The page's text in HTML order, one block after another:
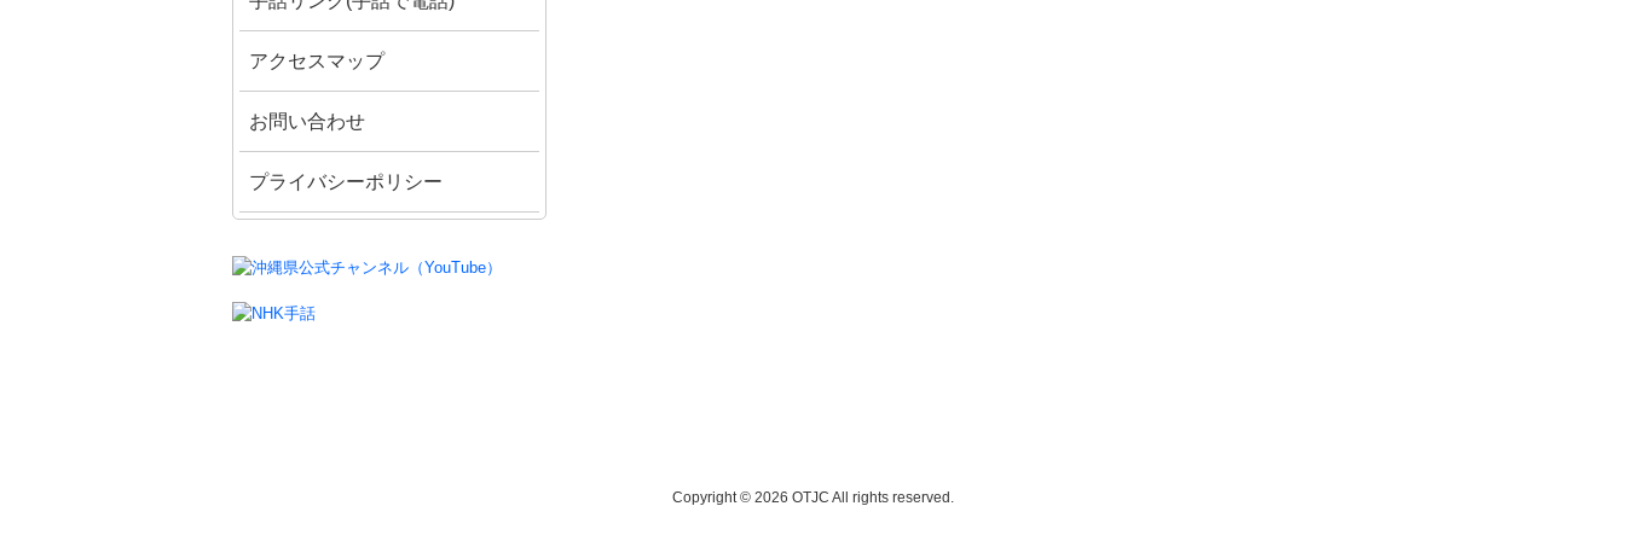
アクセスマップ
お問い合わせ
プライバシーポリシー
Copyright © 2026 OTJC All rights reserved.